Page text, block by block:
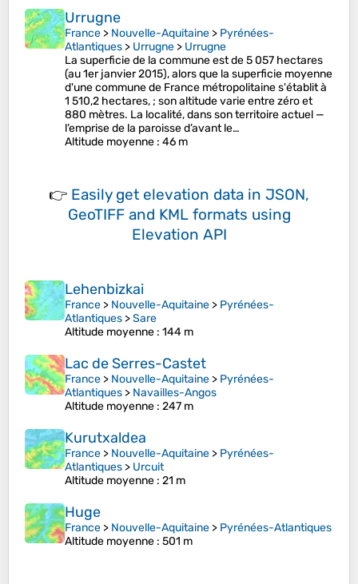
Urrugne
France > Nouvelle-Aquitaine > Pyrénées-
Atlantiques > Urrugne > Urrugne
La superficie de la commune est de 5 057 hectares
(au 1er janvier 2015), alors que la superficie moyenne
d'une commune de France métropolitaine s'établit à
1 510,2 hectares, ; son altitude varie entre zéro et
880 mètres. La localité, dans son territoire actuel —
l’emprise de la paroisse d’avant le…
Altitude moyenne : 46 m
👉 Easily get elevation data in JSON,
GeoTIFF and KML formats using
Elevation API
Lehenbizkai
France > Nouvelle-Aquitaine > Pyrénées-
Atlantiques >Sare
Altitude moyenne : 144 m
Lac de Serres-Castet
France > Nouvelle-Aquitaine > Pyrénées-
Atlantiques > Navailles-Angos
Altitude moyenne : 247 m
Kurutxaldea
France > Nouvelle-Aquitaine > Pyrénées-
Atlantiques > Urcuit
Altitude moyenne : 21 m
Huge
France > Nouvelle-Aquitaine > Pyrénées-Atlantiques
Altitude moyenne : 501 m